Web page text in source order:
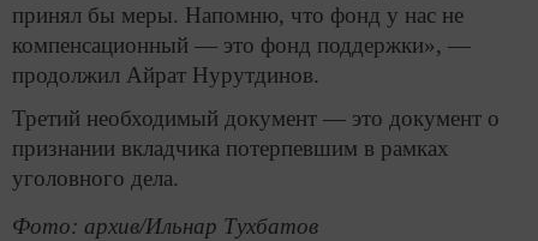
принял бы меры. Напомню, что фонд у нас не
компенсационный — это фонд поддержки», —
продолжил Айрат Нурутдинов.
Третий необходимый документ — это документ о
признании вкладчика потерпевшим в рамках
уголовного дела.
Фото: архив/Ильнар Тухбатов